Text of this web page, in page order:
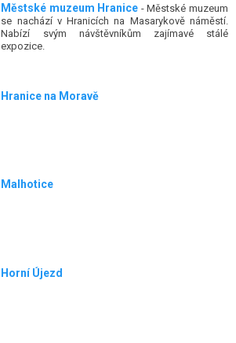
Městské muzeum Hranice - Městské muzeum
se nachází v Hranicích na Masarykově náměstí.
Nabízí svým návštěvníkům zajímavé stálé
expozice.
Hranice na Moravě
Malhotice
Horní Újezd